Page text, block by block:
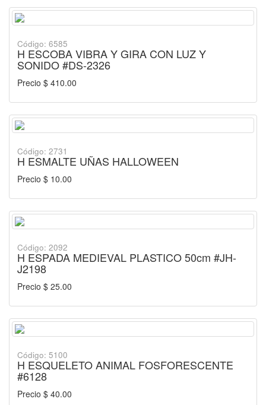
Código: 6585
H ESCOBA VIBRA Y GIRA CON LUZ Y
SONIDO #DS-2326
Precio $ 410.00
Código: 2731
H ESMALTE UÑAS HALLOWEEN
Precio $ 10.00
Código: 2092
H ESPADA MEDIEVAL PLASTICO 50cm #JH-
J2198
Precio $ 25.00
Código: 5100
H ESQUELETO ANIMAL FOSFORESCENTE
#6128
Precio $ 40.00